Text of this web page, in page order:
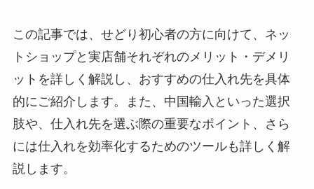
この記事では、せどり初心者の方に向けて、ネッ
トショップと実店舗それぞれのメリット・デメリ
ットを詳しく解説し、おすすめの仕入れ先を具体
的にご紹介します。また、中国輸入といった選択
肢や、仕入れ先を選ぶ際の重要なポイント、さら
には仕入れを効率化するためのツールも詳しく解
説します。